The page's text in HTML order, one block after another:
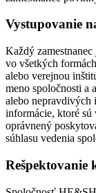
Vystupovanie
Každý
vo všetkých
alebo verejnou
meno spoločnosti a
alebo nepravdivých
informácie, ktoré sú
oprávnený
súhlasu vedenia
Rešpektovanie